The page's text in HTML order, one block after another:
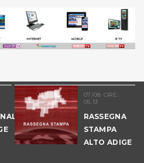
07/08 ORE:
05.13
RASSEGNA
STAMPA
ALTO ADIGE